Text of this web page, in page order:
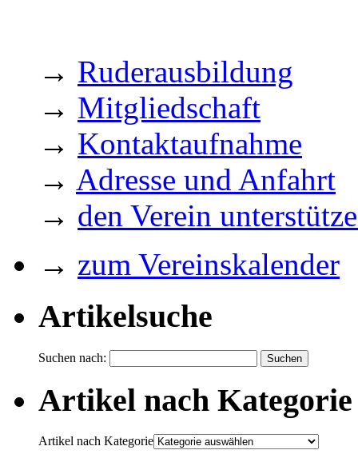
→ Ruderausbildung
→ Mitgliedschaft
→ Kontaktaufnahme
→ Adresse und Anfahrt
→ den Verein
→ zum Vereinskalender
Artikelsuche
Suchen nach:
Artikel nach Kategorie
Artikel nach Kategorie